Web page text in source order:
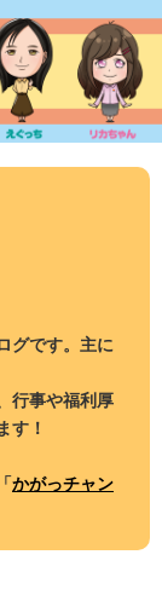
グです。主に
行事や福利厚
す！
かがっチャン